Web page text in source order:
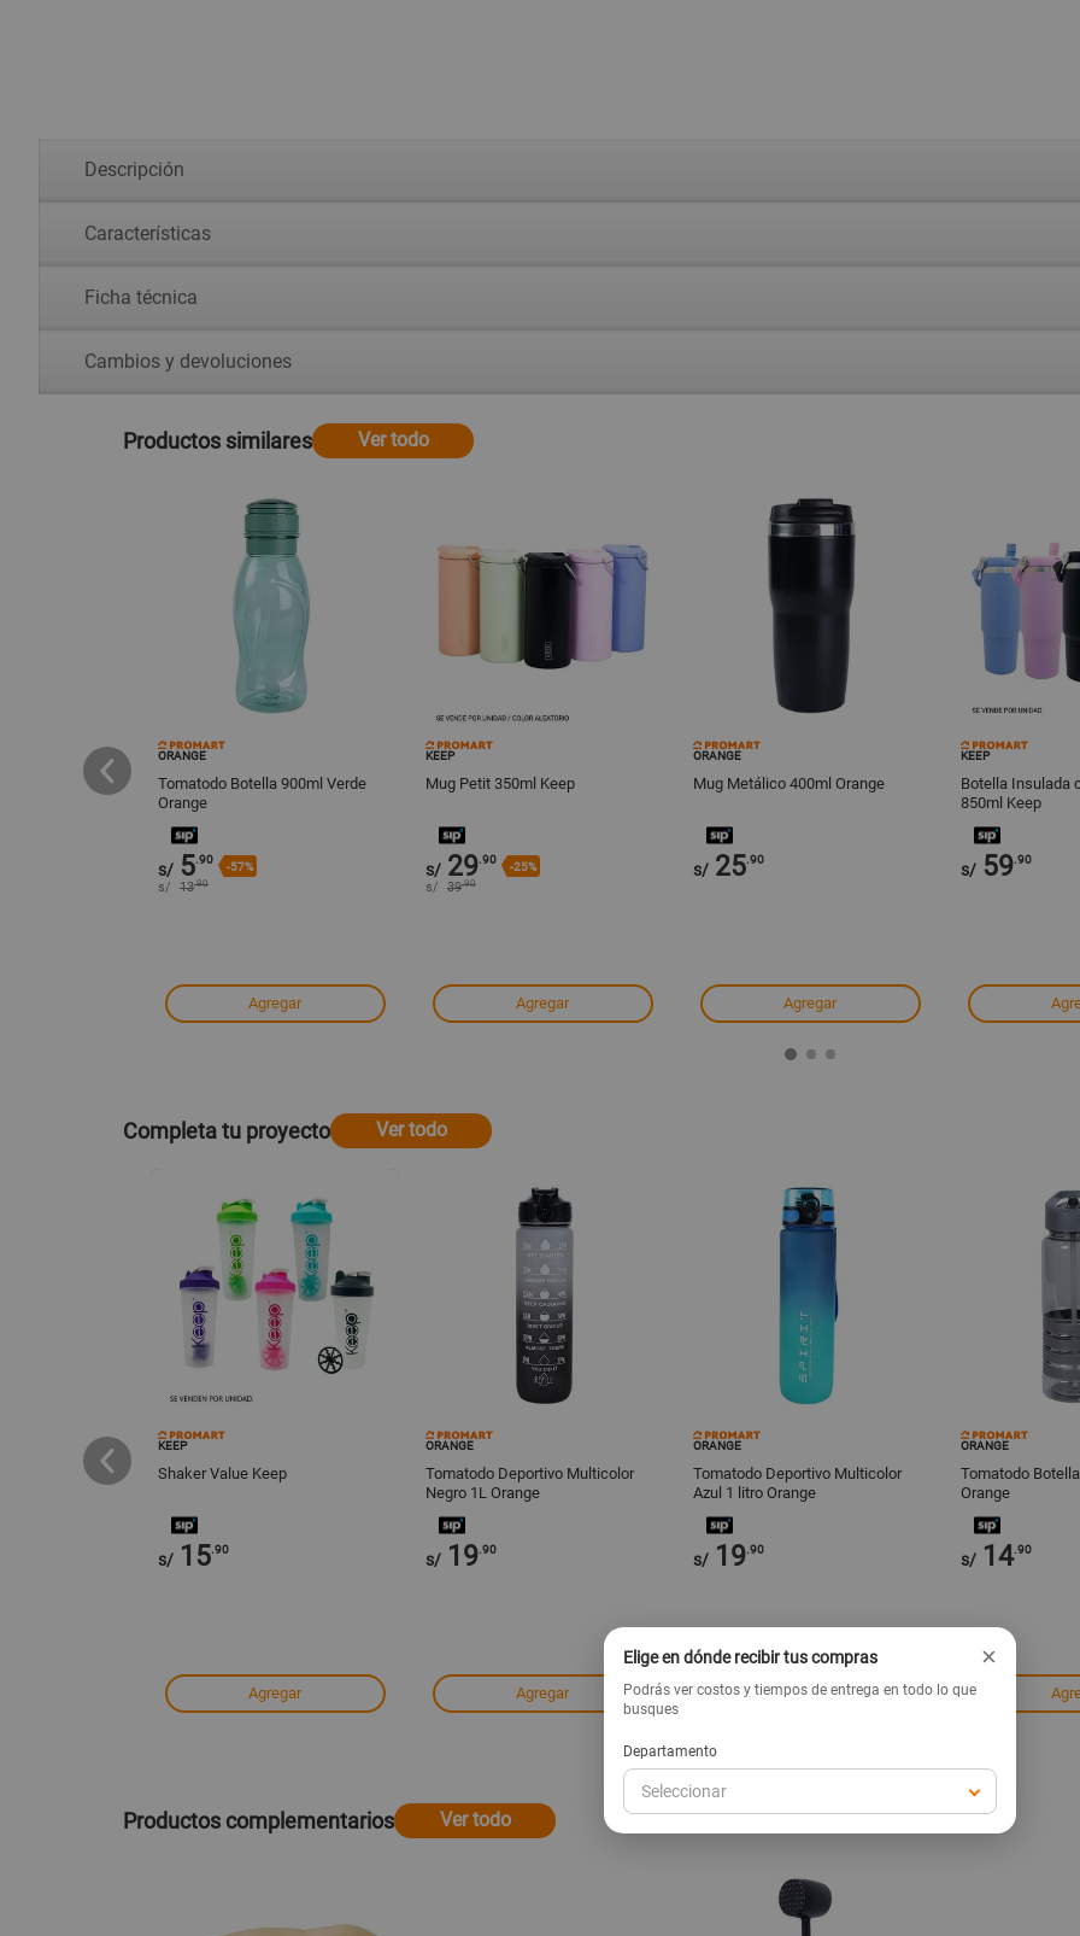
Descripción
Características
Ficha técnica
Cambios y devoluciones
Productos similares Ver todo
ORANGE
Tomatodo Botella 900ml Verde
Orange
s/ 5.90
-57%
s/ 13.90
Agregar
KEEP
Mug Petit 350ml Keep
s/ 29.90
-25%
s/ 39.90
Agregar
ORANGE
Mug Metálico 400ml Orange
s/ 25.90
Agregar
KEEP
Botella Insulada
850ml Keep
s/ 59.90
Completa tu proyecto Ver todo
Octime
KEEP
Shaker Value Keep
s/ 15.90
Agregar
ORANGE
Tomatodo Deportivo Multicolor
Negro 1L Orange
s/ 19.90
Agregar
ORANGE
Tomatodo Deportivo Multicolor
Azul 1 litro Orange
s/ 19.90
Agregar
ORANGE
Tomatodo
Orange
s/ 14.90
Productos complementarios Ver todo
Elige en dónde recibir tus compras ×
Podrás ver costos y tiempos de entrega en todo lo que
busques
Departamento
Seleccionar